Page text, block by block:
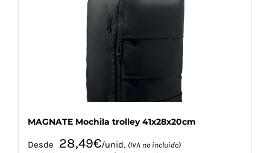
pueden
elegir
en
la
página
producto
MAGNATE Mochila trolley 41x28x20cm
Desde 28,49€/unid. (IVA no incluido)